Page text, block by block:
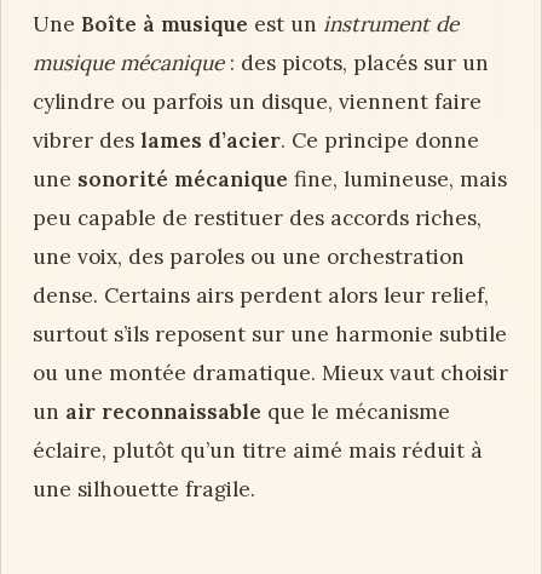
Une Boîte à musique est un instrument de
musique mécanique: des picots, placés sur un
cylindre ou parfois un disque, viennent faire
vibrer des lames d’acier. Ce principe donne
une sonorité mécanique fine, lumineuse, mais
peu capable de restituer des accords riches,
une voix, des paroles ou une orchestration
dense. Certains airs perdent alors leur relief,
surtout s’ils reposent sur une harmonie subtile
ou une montée dramatique. Mieux vaut choisir
un air reconnaissable que le mécanisme
éclaire, plutôt qu’un titre aimé mais réduit à
une silhouette fragile.